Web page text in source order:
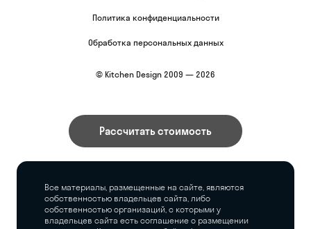
Политика конфиденциальности
Обработка персональных данных
© Kitchen Design 2009 — 2026
Рассчитать стоимость
Все материалы, размещенные на сайте, являются
собственностью владельцев сайта, либо
собственностью организаций, с которыми у
владельцев сайта есть соглашение о размещении